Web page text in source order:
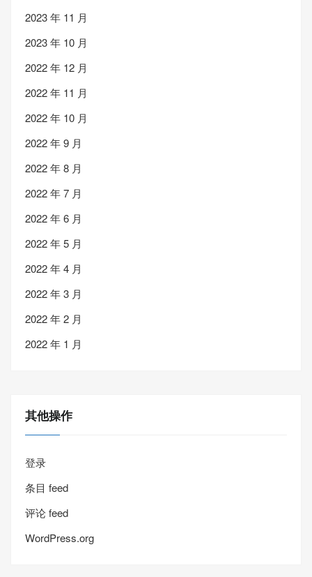
2023 年 11 月
2023 年 10 月
2022 年 12 月
2022 年 11 月
2022 年 10 月
2022 年 9 月
2022 年 8 月
2022 年 7 月
2022 年 6 月
2022 年 5 月
2022 年 4 月
2022 年 3 月
2022 年 2 月
2022 年 1 月
其他操作
登录
条目 feed
评论 feed
WordPress.org